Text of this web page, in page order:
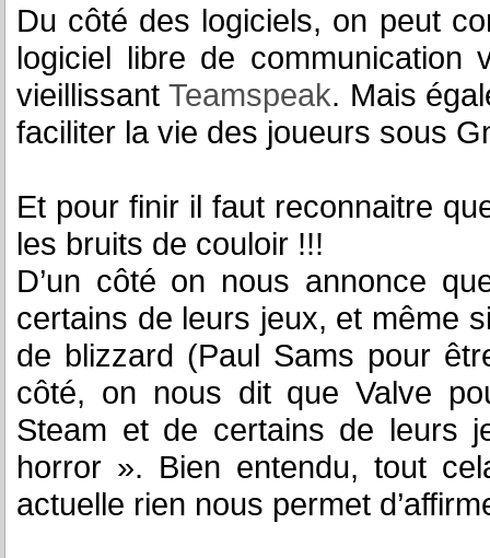
Du côté des logiciels, on peut
logiciel libre de
vieillissant Teamspeak. Mais
faciliter la vie des joueurs sous
Et pour finir il faut reconnaitre
les bruits de couloir !!!
D’un côté on nous annonce
certains de leurs jeux, et même
de blizzard (Paul Sams pour
côté, on nous dit que Valve
Steam et de certains de leurs
horror ». Bien entendu, tout
actuelle rien nous permet